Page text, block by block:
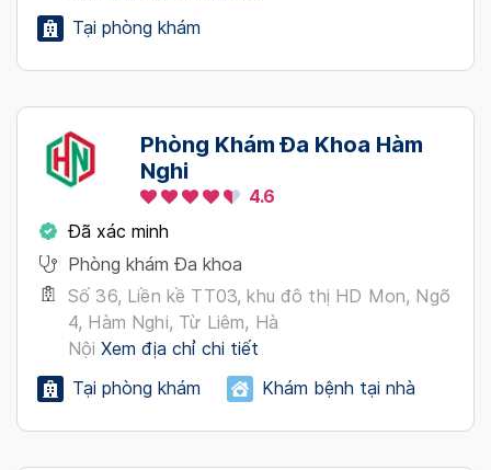
Tại phòng khám
Phòng Khám Đa Khoa Hàm
Nghi
4.6
Đã xác minh
Phòng khám Đa khoa
Số 36, Liền kề TT03, khu đô thị HD Mon, Ngõ
4, Hàm Nghi, Từ Liêm, Hà
Nội Xem địa chỉ chi tiết
Tại phòng khám
Khám bệnh tại nhà